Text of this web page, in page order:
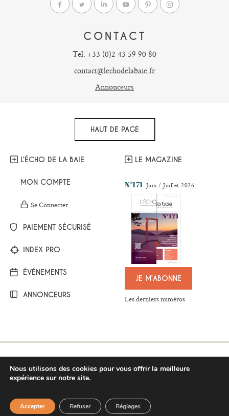
CONTACT
Tel. +33 (0)2 43 59 90 80
contact@lechodelabaie.fr
Annonceurs
HAUT DE PAGE
L’ÉCHO DE LA BAIE
MON COMPTE
Se Connecter
PAIEMENT SÉCURISÉ
INDEX PRO
ÉVÉNEMENTS
ANNONCEURS
LE MAGAZINE
N°171 Juin / Juillet 2026
JE M’ABONNE
Les derniers numéros
Mentions légales Plan du site
Contact
Respect de la vie privée
Conditions générales de vente
Pour répondre au mieux à vos
questions, vous pouvez nous
Nous utilisons des cookies pour vous offrir la meilleure
expérience sur notre site.
Accepter Refuser Réglages